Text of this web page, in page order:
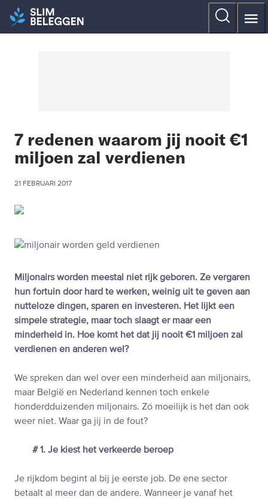
7 redenen waarom jij nooit €1
miljoen zal verdienen
21 FEBRUARI 2017
Miljonairs worden meestal niet rijk geboren. Ze vergaren
hun fortuin door hard te werken, weinig uit te geven aan
nutteloze dingen, sparen en investeren. Het lijkt een
simpele strategie, maar toch slaagt er maar een
minderheid in. Hoe komt het dat jij nooit €1 miljoen zal
verdienen en anderen wel?
We spreken dan wel over een minderheid aan miljonairs,
maar België en Nederland kennen toch enkele
honderdduizenden miljonairs. Zó moeilijk is het dan ook
weer niet. Waar ga jij in de fout?
# 1. Je kiest het verkeerde beroep
Je rijkdom begint al bij je eerste job. De ene sector
betaalt al meer dan de andere. Wanneer je vanaf het